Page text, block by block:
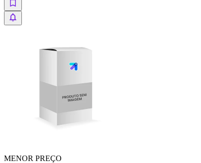
MENOR PREÇO